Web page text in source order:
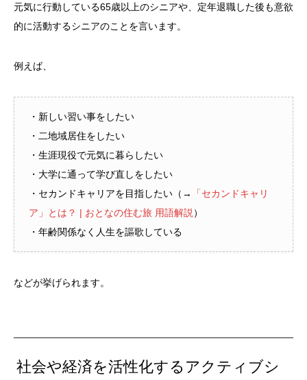
元気に行動している65歳以上のシニアや、定年退職した後も意欲
的に活動するシニアのことを言います。
例えば、
・新しい習い事をしたい
・二地域居住をしたい
・生涯現役で元気に暮らしたい
・大学に通って学び直しをしたい
・セカンドキャリアを目指したい（→
「セカンドキャリ
ア」とは？ | おとなの住む旅 用語解説 ）
・年齢関係なく人生を謳歌している
などが挙げられます。
社会や経済を活性化するアクティブシ